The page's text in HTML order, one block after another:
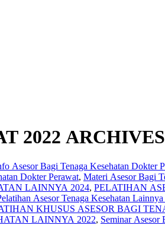
2022 ARCHIVES
Asesor Bagi Tenaga Kesehatan Dokter
Dokter Perawat, Materi Asesor Bagi
LAINNYA 2024, PELATIHAN
Asesor Tenaga Kesehatan
KHUSUS ASESOR BAGI
LAINNYA 2022, Seminar Asesor